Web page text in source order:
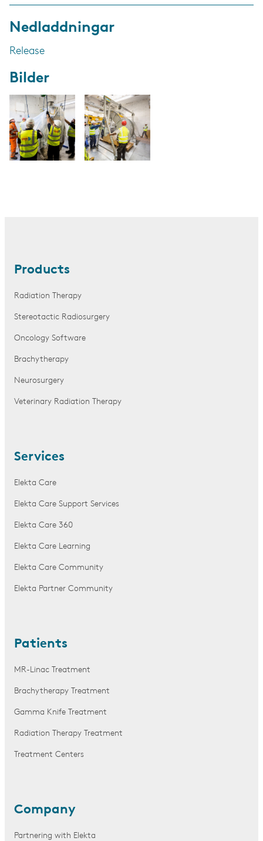
Nedladdningar
Release
Bilder
Products
Radiation Therapy
Stereotactic Radiosurgery
Oncology Software
Brachytherapy
Neurosurgery
Veterinary Radiation Therapy
Services
Elekta Care
Elekta Care Support Services
Elekta Care 360
Elekta Care Learning
Elekta Care Community
Elekta Partner Community
Patients
MR-Linac Treatment
Brachytherapy Treatment
Gamma Knife Treatment
Radiation Therapy Treatment
Treatment Centers
Company
Partnering with Elekta